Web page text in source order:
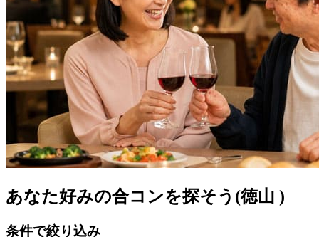
あなた好みの合コンを探そう(徳山 )
条件で絞り込み